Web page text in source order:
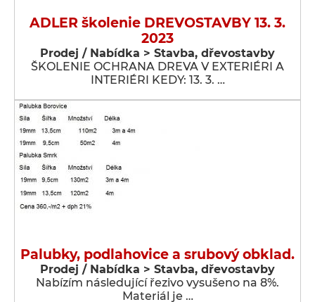
ADLER školenie DREVOSTAVBY 13. 3.
2023
Prodej / Nabídka > Stavba, dřevostavby
ŠKOLENIE OCHRANA DREVA V EXTERIÉRI A
INTERIÉRI KEDY: 13. 3. …
Palubky, podlahovice a srubový obklad.
Prodej / Nabídka > Stavba, dřevostavby
Nabízím následující řezivo vysušeno na 8%.
Materiál je …